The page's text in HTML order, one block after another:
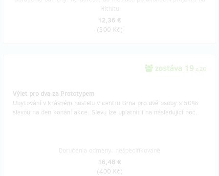
12,36 €
(300 Kč)
zostáva 19 z 20
Výlet pro dva za Prototypem
Ubytování v krásném hostelu v centru Brna pro dvě osoby s 50%
slevou na den konání akce. Slevu lze uplatnit i na následující noc.
16,48 €
(400 Kč)